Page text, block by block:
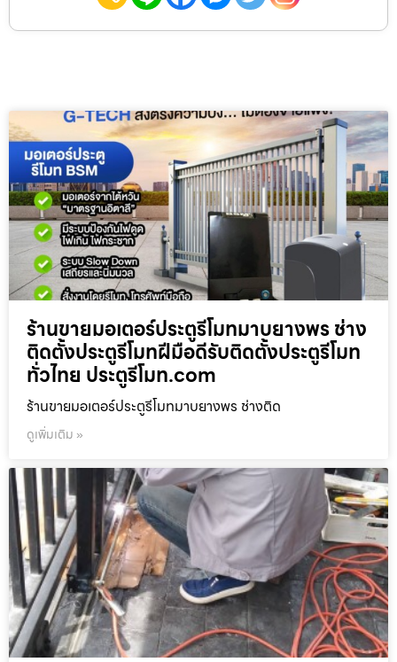
ร้านขายมอเตอร์ประตูรีโมทมาบยางพร ช่าง
ติดตั้งประตูรีโมทฝีมือดีรับติดตั้งประตูรีโมท
ทั่วไทย ประตูรีโมท.com
ร้านขายมอเตอร์ประตูรีโมทมาบยางพร ช่างติด
ดูเพิ่มเติม »